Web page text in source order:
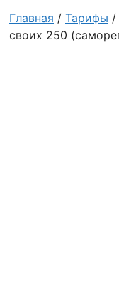
Главная / Тарифы /
своих 250